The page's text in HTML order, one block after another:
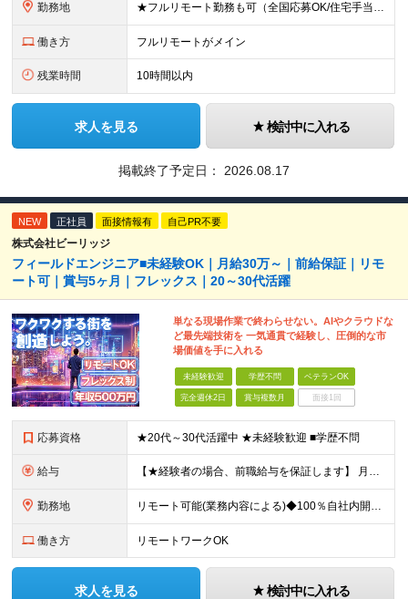
勤務地 ★フルリモート勤務も可（全国応募OK/住宅手当を支給します） ※案件によって常駐が必要になる場合があります。 ※希望がない限り、転勤はありません ※U・Iターン歓迎 ★ルトラの社員は全国各地で活躍中
働き方 フルリモートがメイン
残業時間 10時間以内
求人を見る 検討中に入れる
掲載終了予定日： 2026.08.17
NEW 正社員 面接情報有 自己PR不要
株式会社ビーリッジ
フィールドエンジニア■未経験OK｜月給30万～｜前給保証｜リモ
ート可｜賞与5ヶ月｜フレックス｜20～30代活躍
単なる現場作業で終わらせない。AIやクラウドな
ど最先端技術を 一気通貫で経験し、圧倒的な市
場価値を手に入れる
未経験歓迎 学歴不問 ベテランOK
完全週休2日 賞与複数月 面接1回
応募資格 ★20代～30代活躍中 ★未経験歓迎 ■学歴不問
給与 【★経験者の場合、前職給与を保証します】 月給30万円以上＋賞与年2回（※5ヶ月分支給実績あり） ※上記は最低保証額です。 ご経験やスキルに応じて当社規定内で決定します ※試用期間3ヶ月間あり・労
勤務地 リモート可能(業務内容による)◆100％自社内開発 所在地：神奈川県横浜市港北区新横浜3-8-11 メットライフ新横浜ビル10F (変更の範囲)上記を除く当社関連勤務地 ※機器の導入立会いのため出
働き方 リモートワークOK
求人を見る 検討中に入れる